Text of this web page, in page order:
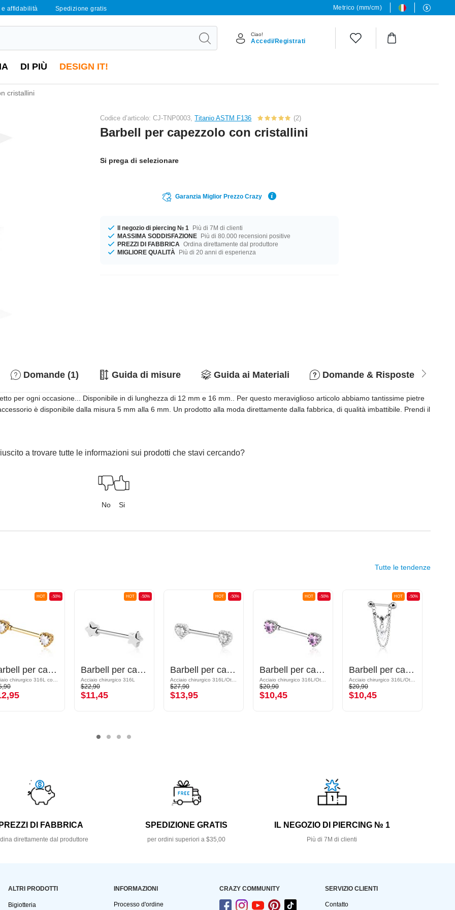
e affidabilità Spedizione gratis Metrico (mm/cm)
Ciao!
Accedi/Registrati
DI PIÙ DESIGN IT!
cristallini
Codice d’articolo: CJ-TNP0003,Titanio ASTM F136 (2)
Barbell per capezzolo con cristallini
Si prega di selezionare
Garanzia Miglior Prezzo Crazy
Il negozio di piercing № 1
Più di 7M di clienti
MASSIMA SODDISFAZIONE Più di 80.000 recensioni positive
PREZZI DI FABBRICA Ordina direttamente dal produttore
MIGLIORE QUALITÀ
Più di 20 anni di esperienza
Domande (1) Guida di misure Guida ai Materiali Domande & Risposte
per ogni occasione... Disponibile in di lunghezza di 12 mm e 16 mm.. Per questo meraviglioso articolo abbiamo tantissime pietre
è disponibile dalla misura 5 mm alla 6 mm. Un prodotto alla moda direttamente dalla fabbrica, di qualità imbattibile. Prendi il
a trovare tutte le informazioni sui prodotti che stavi cercando?
No Si
Tutte le tendenze
-50%
HOT
Barbell per capezzolo con design a cuore
-50%
HOT
Barbell per capezzolo
Acciaio chirurgico 316L
$22,90
$11,45
-50%
HOT
Barbell per capezzolo con accessorio a cuore
$27,90
$13,95
-50%
HOT
Barbell per capezzolo con design a cuore
$20,90
$10,45
-50%
HOT
Barbell per capezzolo
$20,90
$10,45
PREZZI DI FABBRICA
direttamente dal produttore
SPEDIZIONE GRATIS
per ordini superiori a $35,00
IL NEGOZIO DI PIERCING № 1
Più di 7M di clienti
ALTRI PRODOTTI
Bigiotteria
INFORMAZIONI
Processo d'ordine
CRAZY COMMUNITY SERVIZIO CLIENTI
Contatto